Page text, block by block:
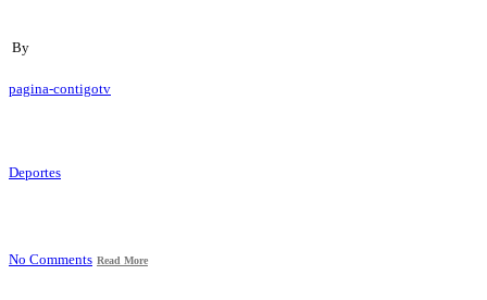
By
pagina-contigotv
Deportes
No Comments Read More